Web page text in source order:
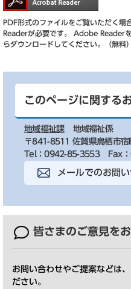
PDF形式のファイルをご覧いただく
Readerが必要です。
Adobe Reader
らダウンロードしてください。（無料）
このページに関する
地域福祉課
地域福祉係
〒841-8511 佐賀県鳥栖市
Tel：0942-85-3553
Fax
メールでのお問
皆さまのご意見を
お問い合わせやご提案などは
ださい。